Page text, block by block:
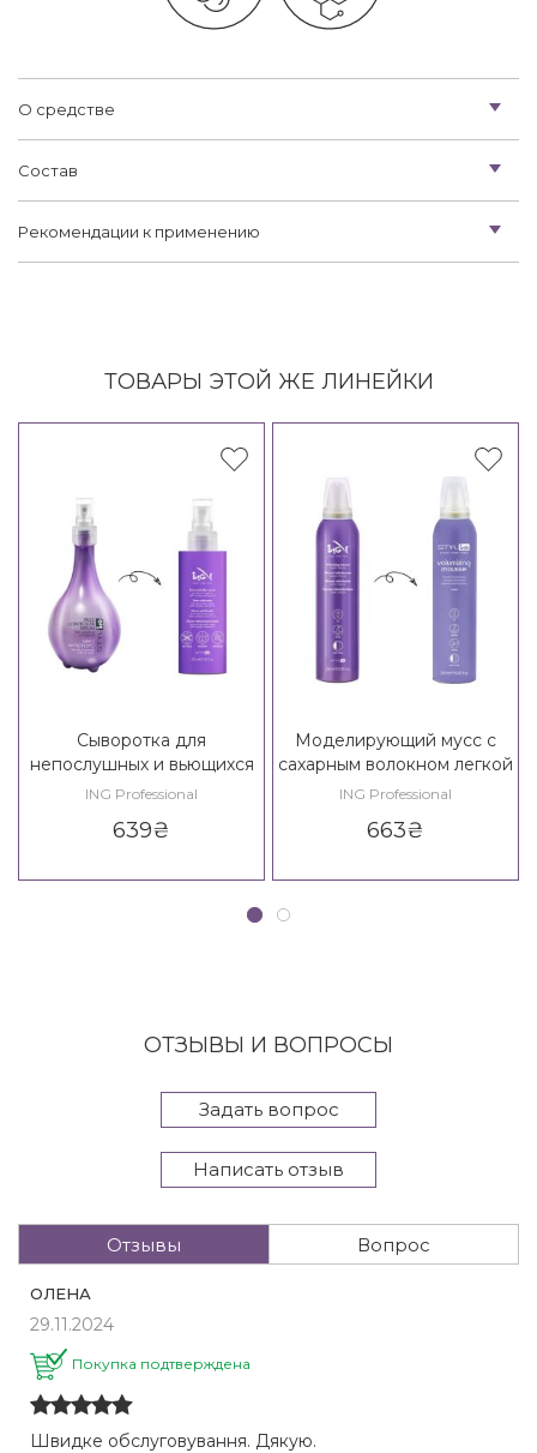
О средстве
Состав
Рекомендации к применению
ТОВАРЫ ЭТОЙ ЖЕ ЛИНЕЙКИ
Сыворотка для
непослушных и вьющихся
волос ING Styling Frizz
ING Professional
639₴
Моделирующий мусс с
сахарным волокном легкой
фиксации ING Styling
ING Professional
663₴
ОТЗЫВЫ И ВОПРОСЫ
Задать вопрос
Написать отзыв
Отзывы Вопрос
ОЛЕНА
29.11.2024
Покупка подтверждена
Швидке обслуговування. Дякую.